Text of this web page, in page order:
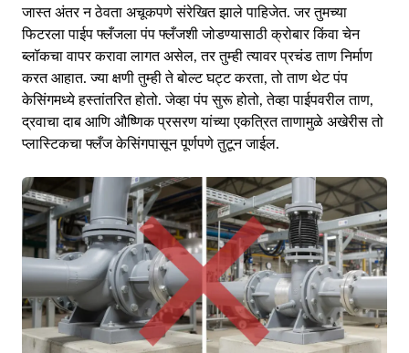
जास्त अंतर न ठेवता अचूकपणे संरेखित झाले पाहिजेत. जर तुमच्या
फिटरला पाईप फ्लँजला पंप फ्लँजशी जोडण्यासाठी क्रोबार किंवा चेन
ब्लॉकचा वापर करावा लागत असेल, तर तुम्ही त्यावर प्रचंड ताण निर्माण
करत आहात. ज्या क्षणी तुम्ही ते बोल्ट घट्ट करता, तो ताण थेट पंप
केसिंगमध्ये हस्तांतरित होतो. जेव्हा पंप सुरू होतो, तेव्हा पाईपवरील ताण,
द्रवाचा दाब आणि औष्णिक प्रसरण यांच्या एकत्रित ताणामुळे अखेरीस तो
प्लास्टिकचा फ्लँज केसिंगपासून पूर्णपणे तुटून जाईल.